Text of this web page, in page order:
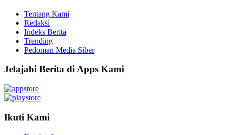
Tentang Kami
Redaksi
Indeks Berita
Trending
Pedoman Media Siber
Jelajahi Berita di Apps Kami
Ikuti Kami